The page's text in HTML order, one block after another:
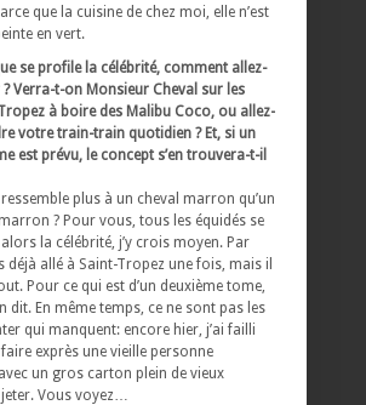
que la cuisine de chez moi, elle n’est
en vert.
se profile la célébrité, comment allez-
Verra-t-on Monsieur Cheval sur les
à boire des Malibu Coco, ou allez-
votre train-train quotidien ? Et, si un
est prévu, le concept s’en trouvera-t-il
ressemble plus à un cheval marron qu’un
? Pour vous, tous les équidés se
la célébrité, j’y crois moyen. Par
déjà allé à Saint-Tropez une fois, mais il
Pour ce qui est d’un deuxième tome,
dit. En même temps, ce ne sont pas les
qui manquent: encore hier, j’ai failli
exprès une vieille personne
un gros carton plein de vieux
Vous voyez…